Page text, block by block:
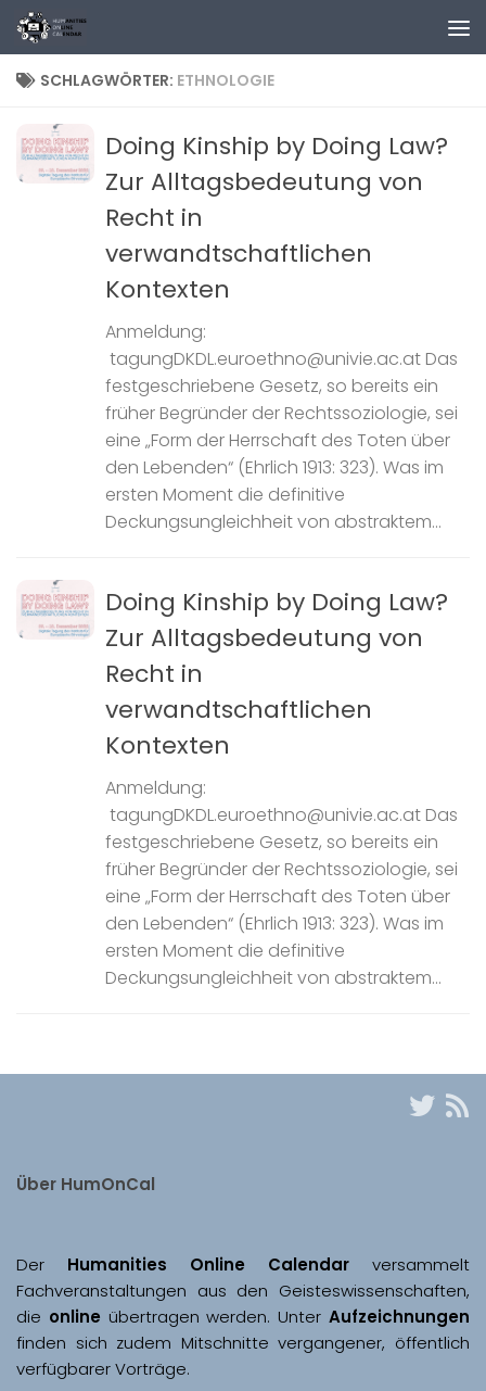
Zum Inhalt springen
SCHLAGWÖRTER: ETHNOLOGIE
Doing Kinship by Doing Law?
Zur Alltagsbedeutung von
Recht in
verwandtschaftlichen
Kontexten
Anmeldung:
tagungDKDL.euroethno@univie.ac.at Das
festgeschriebene Gesetz, so bereits ein
früher Begründer der Rechtssoziologie, sei
eine „Form der Herrschaft des Toten über
den Lebenden“ (Ehrlich 1913: 323). Was im
ersten Moment die definitive
Deckungsungleichheit von abstraktem...
Doing Kinship by Doing Law?
Zur Alltagsbedeutung von
Recht in
verwandtschaftlichen
Kontexten
Anmeldung:
tagungDKDL.euroethno@univie.ac.at Das
festgeschriebene Gesetz, so bereits ein
früher Begründer der Rechtssoziologie, sei
eine „Form der Herrschaft des Toten über
den Lebenden“ (Ehrlich 1913: 323). Was im
ersten Moment die definitive
Deckungsungleichheit von abstraktem...
Über HumOnCal
Der Humanities Online Calendar versammelt
Fachveranstaltungen aus den Geisteswissenschaften,
die online übertragen werden. Unter Aufzeichnungen
finden sich zudem Mitschnitte vergangener, öffentlich